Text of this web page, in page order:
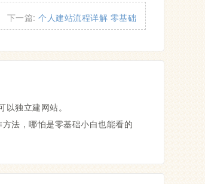
下一篇: 个人建站流程详解 零基础
以独立建网站。
法，哪怕是零基础小白也能看的